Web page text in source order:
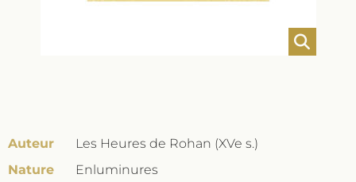
Auteur
Les Heures de Rohan (XVe s.)
Nature
Enluminures